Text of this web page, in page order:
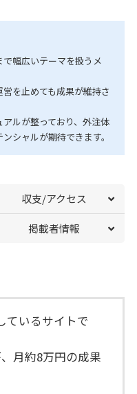
幅広いテーマを扱うメ
を止めても成果が維持さ
ルが整っており、外注体
シャルが期待できます。
収支/アクセス
掲載者情報
ているサイトで
月約8万円の成果